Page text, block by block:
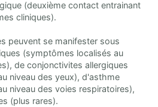
(deuxième contact entrainant
cliniques).
peuvent se manifester sous
(symptômes localisés au
de conjonctivites allergiques
niveau des yeux), d'asthme
niveau des voies respiratoires),
(plus rares).